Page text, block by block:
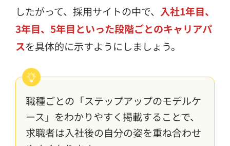
したがって、採用サイトの中で、 入社1年目、
3年目、5年目といった段階ごとのキャリアパ
スを具体的に示すようにしましょう。
職種ごとの「ステップアップのモデルケ
ース」をわかりやすく掲載することで、
求職者は入社後の自分の姿を重ね合わせ